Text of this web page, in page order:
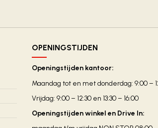
OPENINGSTIJDEN
Openingstijden kantoor:
Maandag tot en met donderdag: 9:00 –
Vrijdag: 9:00 – 12:30 en 13:30 – 16:00
Openingstijden winkel en Drive In: